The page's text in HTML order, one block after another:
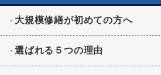
大規模修繕が初めての方へ
選ばれる５つの理由